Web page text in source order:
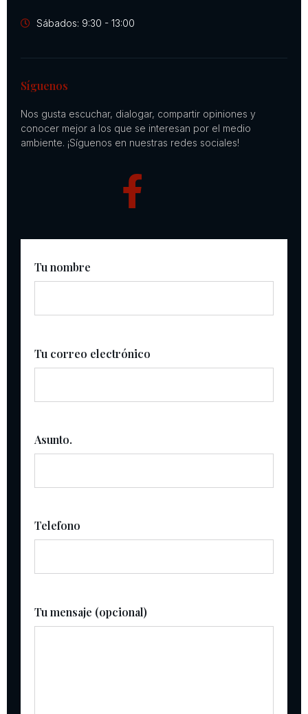
Sábados: 9:30 - 13:00
Síguenos
Nos gusta escuchar, dialogar, compartir opiniones y
conocer mejor a los que se interesan por el medio
ambiente. ¡Síguenos en nuestras redes sociales!
Tu nombre
Tu correo electrónico
Asunto.
Telefono
Tu mensaje (opcional)